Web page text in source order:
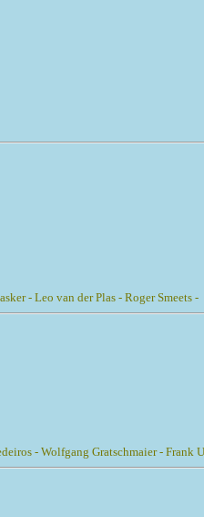
- Leo van der Plas - Roger Smeets -
- Wolfgang Gratschmaier - Frank